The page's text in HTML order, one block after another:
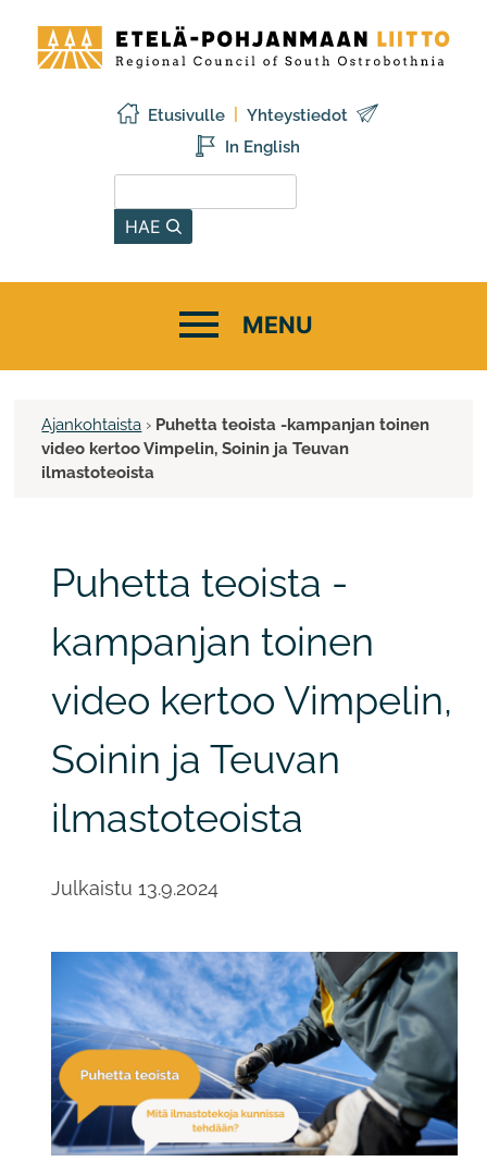
sisältöön
Pohjanmaan
liitto
Etusivulle Yhteystiedot
HAE
In English
Ajankohtaista › Puhetta teoista -kampanjan toinen
video kertoo Vimpelin, Soinin ja Teuvan
ilmastoteoista
Puhetta teoista -
kampanjan toinen
video kertoo Vimpelin,
Soinin ja Teuvan
ilmastoteoista
Julkaistu 13.9.2024